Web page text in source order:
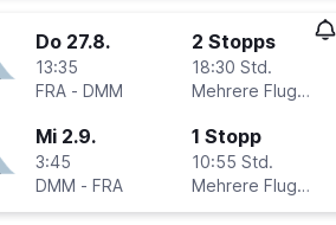
Do 27.8.
13:35
FRA- DMM
2 Stopps
18:30 Std.
Mehrere Fluglinien
Mi 2.9.
3:45
DMM - FRA
1 Stopp
10:55 Std.
Mehrere Fluglinien